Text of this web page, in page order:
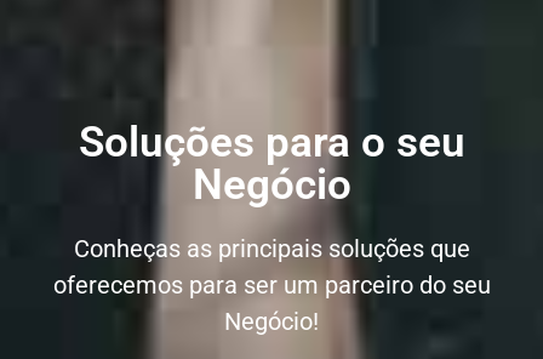
Soluções para o seu
Negócio
Conheças as principais soluções que
oferecemos para ser um parceiro do seu
Negócio!